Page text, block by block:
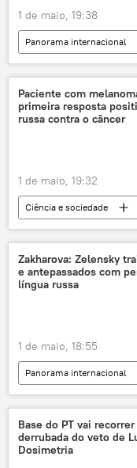
1 de maio, 19:38
Panorama internacional
Europa
Mundo
Pete Hegseth
Alemanha
Paciente com
primeira resposta
russa contra o câncer
1 de maio, 19:32
Ciência e sociedade
Ministério da Saúde
Federação da Rússia
Rússia
Zakharova: Zelensky
e antepassados com
língua russa
1 de maio, 18:55
Panorama internacional
Rússia
Maria
Vladimir Zelensky
Komsomolskaya Pravda
Base do PT vai
derrubada do veto de
Dosimetria